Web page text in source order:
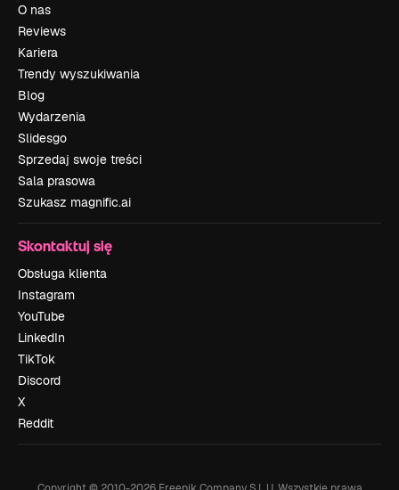
O nas
Reviews
Kariera
Trendy wyszukiwania
Blog
Wydarzenia
Slidesgo
Sprzedaj swoje treści
Sala prasowa
Szukasz magnific.ai
Skontaktuj się
Obsługa klienta
Instagram
YouTube
LinkedIn
TikTok
Discord
X
Reddit